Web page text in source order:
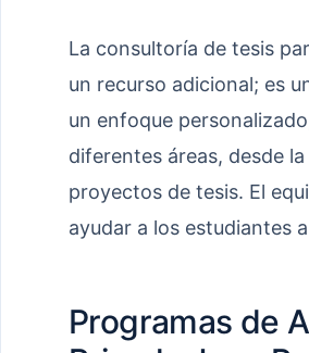
La consultoría de tesis
un recurso adicional; es
un enfoque
diferentes áreas, desde
proyectos de tesis. El
ayudar a los estudiantes
Programas de